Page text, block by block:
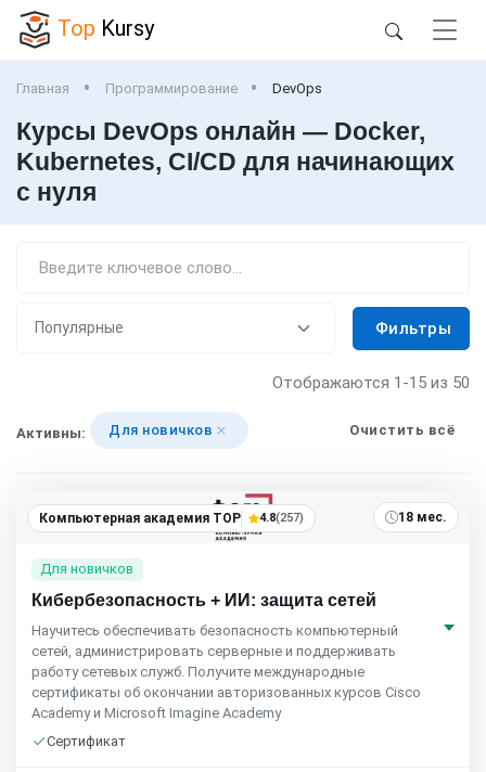
Top Kursy
Главная Программирование DevOps
Курсы DevOps онлайн — Docker,
Kubernetes, CI/CD для начинающих
с нуля
Фильтры
Отображаются 1-15 из 50
Активны: Для новичков Очистить всё
Компьютерная академия TOP 4.8(257) 18 мес.
Для новичков
Кибербезопасность + ИИ: защита сетей
Научитесь обеспечивать безопасность компьютерный
сетей, администрировать серверные и поддерживать
работу сетевых служб. Получите международные
сертификаты об окончании авторизованных курсов Cisco
Academy и Microsoft Imagine Academy
Сертификат